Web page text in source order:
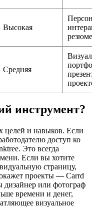
Высокая
резюме
Средняя
инструмент?
целей и навыков. Если
доступ ко
Это всегда
Если вы хотите
страницу,
проекты — Carrd
или фотограф
времени и денег,
визуальное